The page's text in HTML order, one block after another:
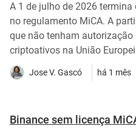
A 1 de julho de 2026
no regulamento MiCA. A
que não tenham autorização
criptoativos na União
Jose V. Gascó há 1 mês
Binance sem licença